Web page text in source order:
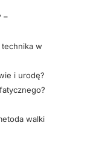
–
technika w
i urodę?
walki